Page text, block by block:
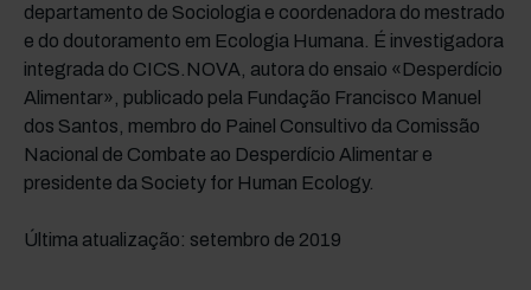
departamento de Sociologia e coordenadora do mestrado
e do doutoramento em Ecologia Humana. É investigadora
integrada do CICS.NOVA, autora do ensaio «Desperdício
Alimentar», publicado pela Fundação Francisco Manuel
dos Santos, membro do Painel Consultivo da Comissão
Nacional de Combate ao Desperdício Alimentar e
presidente da Society for Human Ecology.
Última atualização: setembro de 2019